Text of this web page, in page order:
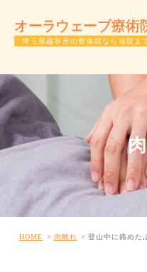
HOME 肉離れ 登山中に痛めた